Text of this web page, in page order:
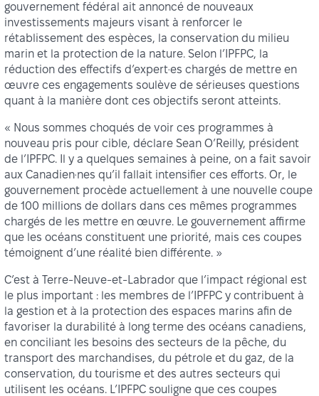
gouvernement fédéral ait annoncé de nouveaux
investissements majeurs visant à renforcer le
rétablissement des espèces, la conservation du milieu
marin et la protection de la nature. Selon l’IPFPC, la
réduction des effectifs d’expert·es chargés de mettre en
œuvre ces engagements soulève de sérieuses questions
quant à la manière dont ces objectifs seront atteints.
« Nous sommes choqués de voir ces programmes à
nouveau pris pour cible, déclare Sean O’Reilly, président
de l’IPFPC. Il y a quelques semaines à peine, on a fait savoir
aux Canadien·nes qu’il fallait intensifier ces efforts. Or, le
gouvernement procède actuellement à une nouvelle coupe
de 100 millions de dollars dans ces mêmes programmes
chargés de les mettre en œuvre. Le gouvernement affirme
que les océans constituent une priorité, mais ces coupes
témoignent d’une réalité bien différente. »
C’est à Terre-Neuve-et-Labrador que l’impact régional est
le plus important : les membres de l’IPFPC y contribuent à
la gestion et à la protection des espaces marins afin de
favoriser la durabilité à long terme des océans canadiens,
en conciliant les besoins des secteurs de la pêche, du
transport des marchandises, du pétrole et du gaz, de la
conservation, du tourisme et des autres secteurs qui
utilisent les océans. L’IPFPC souligne que ces coupes